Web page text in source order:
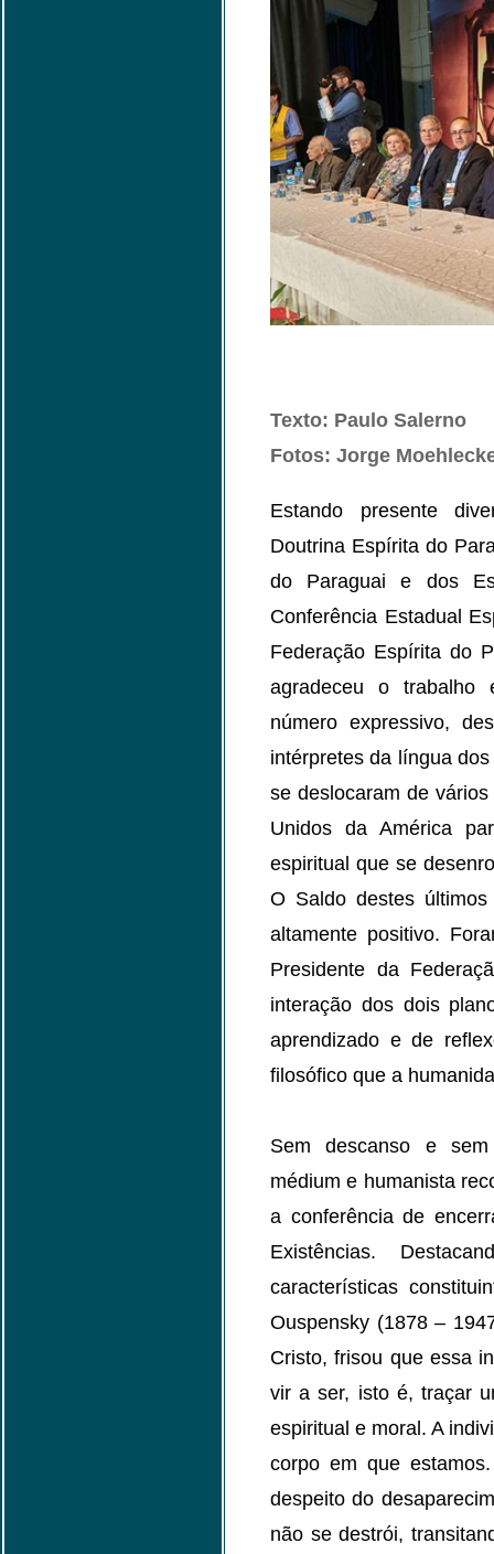
Texto: Paulo Salerno
Fotos: Jorge
Estando presente
Doutrina Espírita do
do Paraguai e dos
Conferência Estadual
Federação Espírita do
agradeceu o trabalho
número expressivo,
intérpretes da língua
se deslocaram de
Unidos da América
espiritual que se
O Saldo destes
altamente positivo.
Presidente da
interação dos dois
aprendizado e de
filosófico que a
Sem descanso e
médium e humanista
a conferência de
Existências.
características
Ouspensky (1878 –
Cristo, frisou que essa
vir a ser, isto é, traçar
espiritual e moral. A
corpo em que
despeito do
não se destrói,